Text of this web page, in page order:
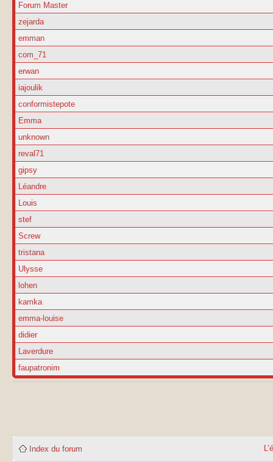
Forum Master
zejarda
emman
com_71
erwan
iajoulik
conformistepote
Emma
unknown
reval71
gipsy
Léandre
Louis
stef
Screw
tristana
Ulysse
lohen
kamka
emma-louise
didier
Laverdure
faupatronim
Index du forum